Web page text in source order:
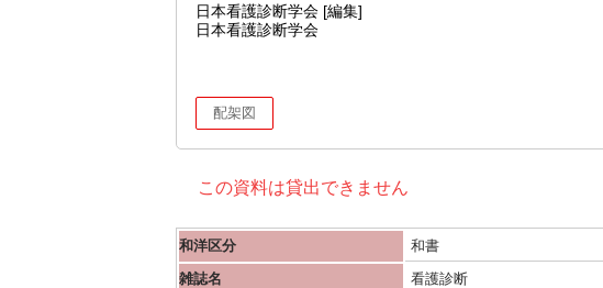
日本看護診断学会 [編集]
日本看護診断学会
配架図
この資料は貸出できません
和洋区分
和書
雑誌名
看護診断